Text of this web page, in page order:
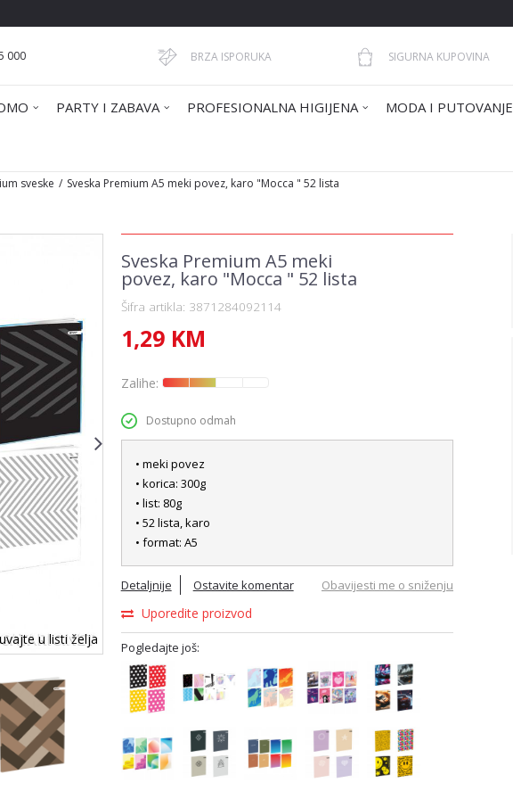
000 BRZA ISPORUKA SIGURNA KUPOVINA
PARTY I ZABAVA PROFESIONALNA HIGIJENA MODA I PUTOVANJE
sveske Sveska Premium A5 meki povez, karo "Mocca " 52 lista
u listi želja
Sveska Premium A5 meki
povez, karo "Mocca " 52 lista
Šifra artikla: 3871284092114
1,29 KM
Zalihe:
Dostupno odmah
• meki povez
• korica: 300g
• list: 80g
• 52 lista, karo
• format: A5
Detaljnije Ostavite komentar
Uporedite proizvod
Obavijesti me o sniženju
Pogledajte još: